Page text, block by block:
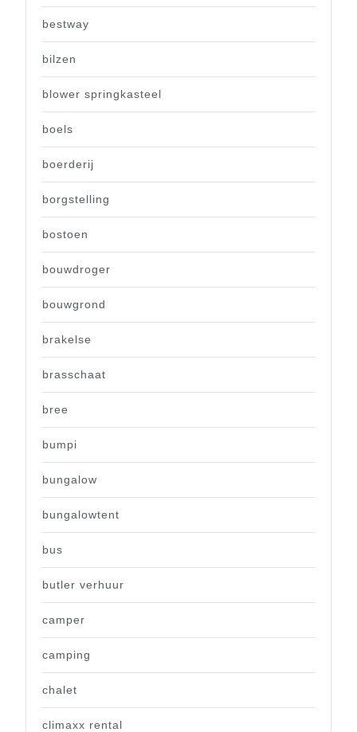
bestway
bilzen
blower springkasteel
boels
boerderij
borgstelling
bostoen
bouwdroger
bouwgrond
brakelse
brasschaat
bree
bumpi
bungalow
bungalowtent
bus
butler verhuur
camper
camping
chalet
climaxx rental